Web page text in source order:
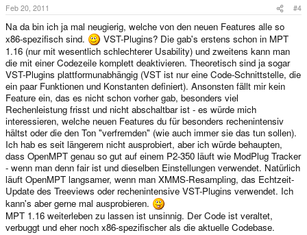
Feb 20, 2011 #4
Na da bin ich ja mal neugierig, welche von den neuen Features alle so
x86-spezifisch sind.
VST-Plugins? Die gab's erstens schon in MPT
1.16 (nur mit wesentlich schlechterer Usability) und zweitens kann man
die mit einer Codezeile komplett deaktivieren. Theoretisch sind ja sogar
VST-Plugins plattformunabhängig (VST ist nur eine Code-Schnittstelle, die
ein paar Funktionen und Konstanten definiert). Ansonsten fällt mir kein
Feature ein, das es nicht schon vorher gab, besonders viel
Rechenleistung frisst und nicht abschaltbar ist - es würde mich
interessieren, welche neuen Features du für besonders rechenintensiv
hältst oder die den Ton "verfremden" (wie auch immer sie das tun sollen).
Ich hab es seit längerem nicht ausprobiert, aber ich würde behaupten,
dass OpenMPT genau so gut auf einem P2-350 läuft wie ModPlug Tracker
- wenn man denn fair ist und dieselben Einstellungen verwendet. Natürlich
läuft OpenMPT langsamer, wenn man XMMS-Resampling, das Echtzeit-
Update des Treeviews oder rechenintensive VST-Plugins verwendet. Ich
kann's aber gerne mal ausprobieren.
MPT 1.16 weiterleben zu lassen ist unsinnig. Der Code ist veraltet,
verbuggt und eher noch x86-spezifischer als die aktuelle Codebase.